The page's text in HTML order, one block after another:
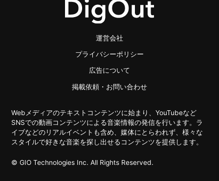
運営会社
プライバシーポリシー
広告について
掲載依頼・お問い合わせ
Webメディアのテキストコンテンツに始まり、YouTubeなど
SNSでの動画コンテンツによる音楽情報の発信を行います。ラ
イブなどのリアルイベントも含め、媒体にとらわれず、様々な
スタイルで好きな音楽を探し出せるコンテンツを提供します。
© GIO Technologies Inc. All Rights Reserved.